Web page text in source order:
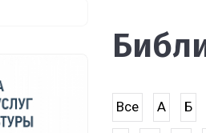
Все А Б